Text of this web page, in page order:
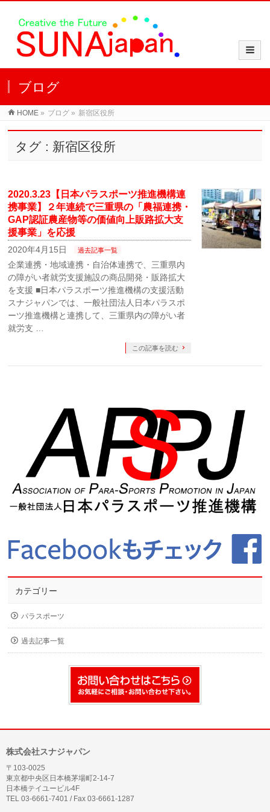
ブログ
HOME » ブログ » 新宿区役所
タグ : 新宿区役所
2020.3.23【日本パラスポーツ推進機構連
携事業】２年連続で三重県の「農福連携・
GAP認証農産物等の価値向上販路拡大支
援事業」を応援
2020年4月15日 過去記事一覧
企業連携・地域連携・自治体連携で、三重県内
の障がい者就労支援施設の商品開発・販路拡大
を支援 ■日本パラスポーツ推進機構の支援活動
スナジャパンでは、一般社団法人日本パラスポ
ーツ推進機構と連携して、三重県内の障がい者
就労支 …
この記事を読む
カテゴリー
パラスポーツ
過去記事一覧
株式会社スナジャパン
〒103-0025
東京都中央区日本橋茅場町2-14-7
日本橋テイユービル4F
TEL 03-6661-7401 / Fax 03-6661-1287